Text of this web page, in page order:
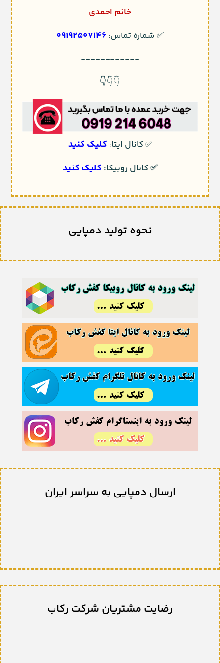
خانم احمدی
✅ شماره تماس:09192507146
------------
👇👇👇
✅کانال ایتا: کلیک کنید
✅کانال روبیکا: کلیک کنید
نحوه تولید دمپایی
ارسال دمپایی به سراسر ایران
.
.
.
.
رضایت مشتریان شرکت رکاب
.
.
.